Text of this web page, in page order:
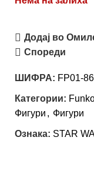
Додај во
Спореди
ШИФРА: FP01-
Категории:
Фигури , Фигури
Ознака: STAR